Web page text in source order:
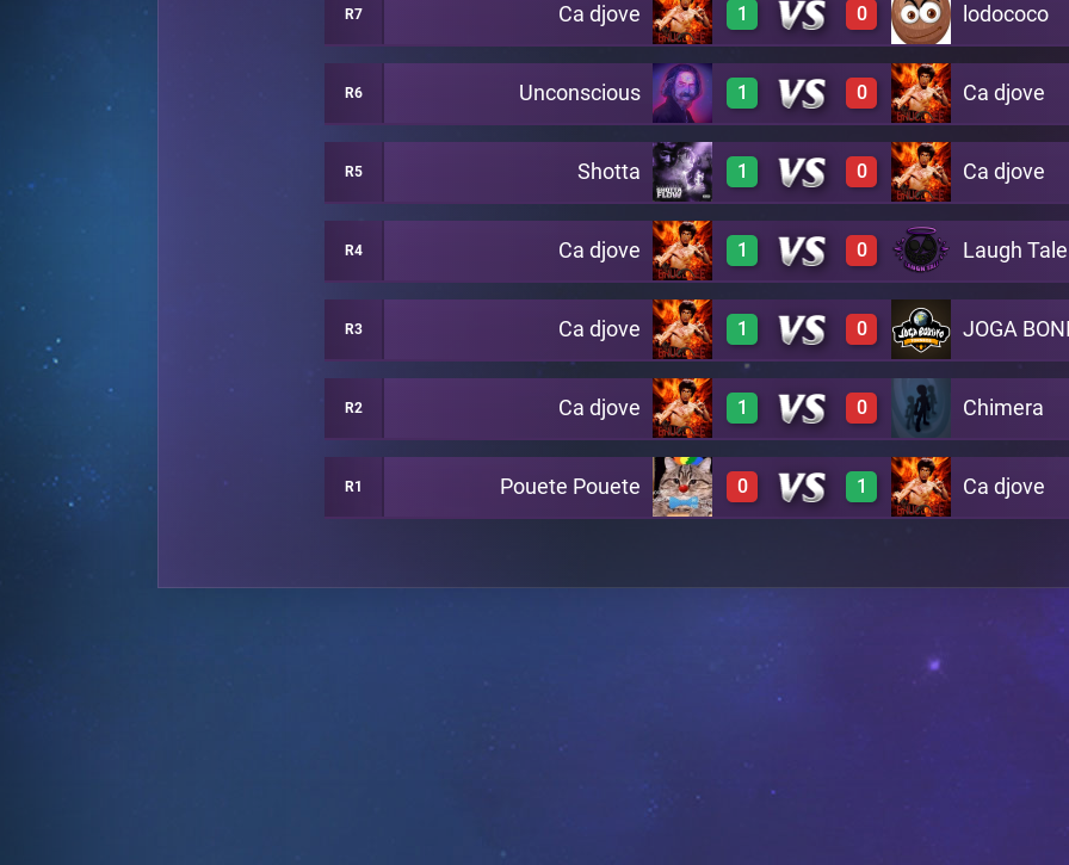
A24
3 A19 0
0 A3 3
R7 Ca djove 1 lodococo
0
2 A17 0
R6 Unconscious 1 Ca djove
0
3 A4 0
R5 Shotta 1 Ca djove
0
3 A2 0
R4 Ca djove 1 Laugh Tale
0
3 A6 0
R3 Ca djove 1 JOGA
0
3 A7 0
R2 Ca djove 1 Chimera
0
2 A8 0
R1 Pouete Pouete 0 Ca djove
1